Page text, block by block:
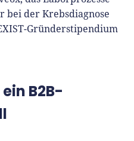
bei der Krebsdiagnose
Gründerstipendium
B2B-